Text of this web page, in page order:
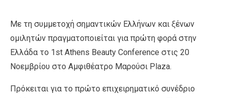
Με τη συμμετοχή σημαντικών Ελλήνων και ξένων
ομιλητών πραγματοποιείται για πρώτη φορά στην
Ελλάδα το 1st Athens Beauty Conference στις 20
Νοεμβρίου στο Αμφιθέατρο Μαρούσι Plaza.
Πρόκειται για το πρώτο επιχειρηματικό συνέδριο